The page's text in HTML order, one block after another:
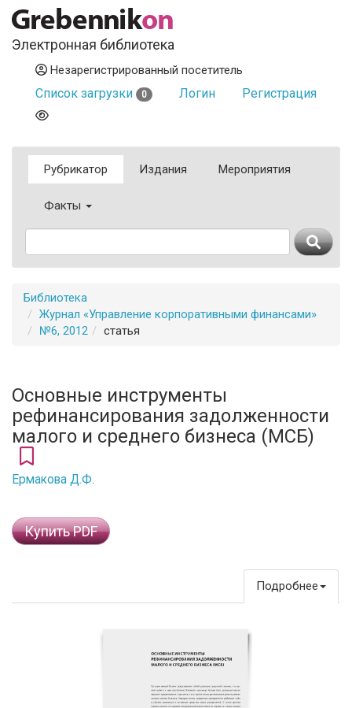
Электронная библиотека
Незарегистрированный посетитель
Список загрузки 0 Логин Регистрация
Рубрикатор Издания Мероприятия
Факты
Библиотека
Журнал «Управление корпоративными финансами»
№6, 2012
статья
Основные инструменты
рефинансирования задолженности
малого и среднего бизнеса (МСБ)
Ермакова Д.Ф.
Купить PDF
Подробнее